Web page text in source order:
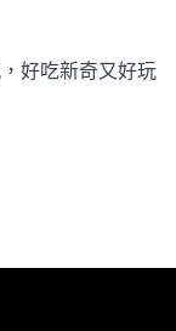
好吃新奇又好玩